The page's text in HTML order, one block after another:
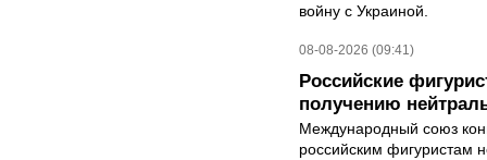
войну с Украиной.
08-08-2026 (09:41)
Российские
получению
Международный союз
российским фигуристам